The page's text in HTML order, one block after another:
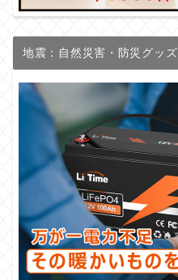
地震：自然災害・防災グッズ